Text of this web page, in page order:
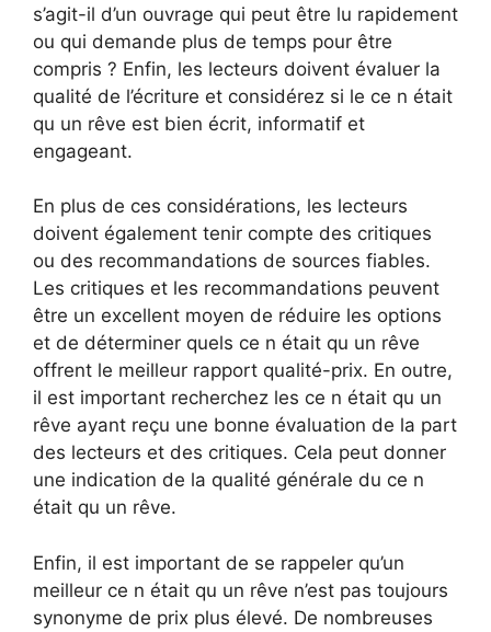
s’agit-il d’un ouvrage qui peut être lu rapidement
ou qui demande plus de temps pour être
compris ? Enfin, les lecteurs doivent évaluer la
qualité de l’écriture et considérez si le ce n était
qu un rêve est bien écrit, informatif et
engageant.
En plus de ces considérations, les lecteurs
doivent également tenir compte des critiques
ou des recommandations de sources fiables.
Les critiques et les recommandations peuvent
être un excellent moyen de réduire les options
et de déterminer quels ce n était qu un rêve
offrent le meilleur rapport qualité-prix. En outre,
il est important recherchez les ce n était qu un
rêve ayant reçu une bonne évaluation de la part
des lecteurs et des critiques. Cela peut donner
une indication de la qualité générale du ce n
était qu un rêve.
Enfin, il est important de se rappeler qu’un
meilleur ce n était qu un rêve n’est pas toujours
synonyme de prix plus élevé. De nombreuses